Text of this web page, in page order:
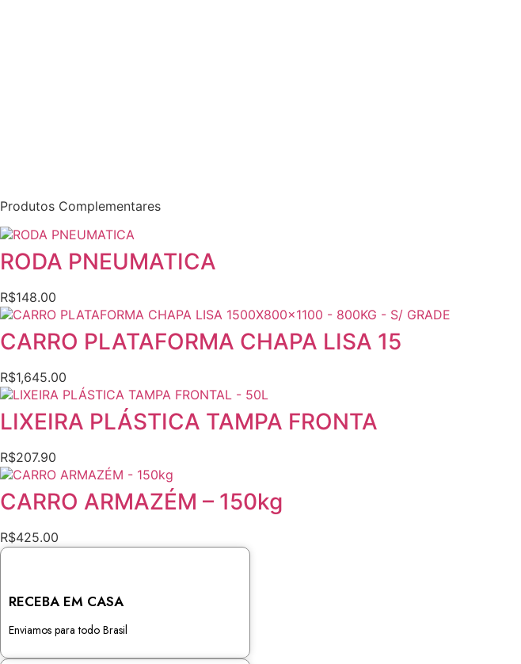
Produtos Complementares
RODA PNEUMATICA
R$148.00
CARRO PLATAFORMA CHAPA LISA 15
R$1,645.00
LIXEIRA PLÁSTICA TAMPA FRONTA
R$207.90
CARRO ARMAZÉM – 150kg
R$425.00
RECEBA EM CASA
Enviamos para todo Brasil